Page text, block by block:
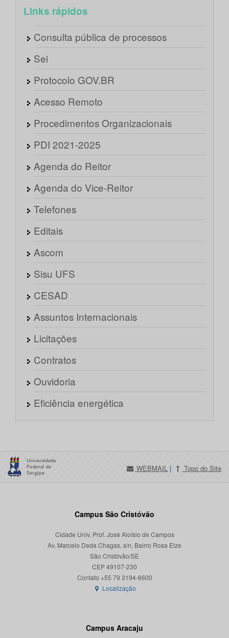
Links rápidos
Consulta pública de processos
Sei
Protocolo GOV.BR
Acesso Remoto
Procedimentos Organizacionais
PDI 2021-2025
Agenda do Reitor
Agenda do Vice-Reitor
Telefones
Editais
Ascom
Sisu UFS
CESAD
Assuntos Internacionais
Licitações
Contratos
Ouvidoria
Eficiência energética
WEBMAIL | Topo do Site
Campus São Cristóvão
Cidade Univ. Prof. José Aloísio de Campos
Av. Marcelo Deda Chagas, s/n, Bairro Rosa Elze
São Cristóvão/SE
CEP 49107-230
Localização
Campus Aracaju